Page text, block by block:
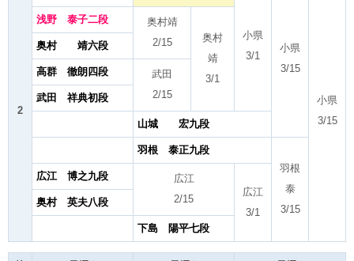
2
小県
3/1
小県
3/15
小県
3/15
浅野 泰子二段
奥村靖
2/15
奥村
靖
3/1
奥村 靖六段
高群 徹朗四段
武田
2/15
武田 祥典初段
山城 宏九段
羽根 泰正九段
羽根
泰
3/15
広江 博之九段
広江
2/15
広江
3/1
奥村 英夫八段
下島 陽平七段